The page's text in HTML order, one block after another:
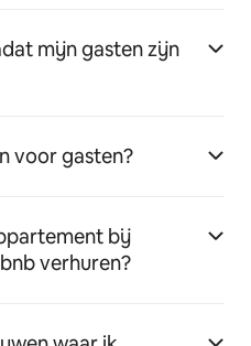
mijn gasten zijn
voor gasten?
bij
verhuren?